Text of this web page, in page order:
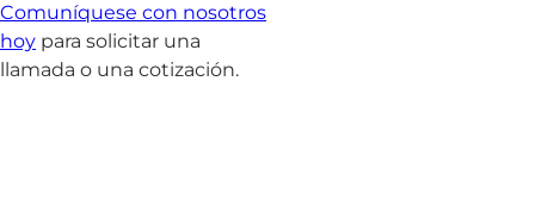
Comuníquese con nosotros
hoy para solicitar una
llamada o una cotización.